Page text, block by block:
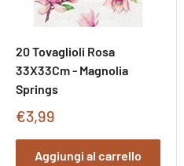
20 Tovaglioli Rosa
33X33Cm - Magnolia
Springs
Prezzo
vendita
€3,99
Aggiungi al carrello